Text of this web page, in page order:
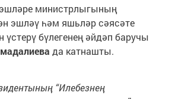
министрлыгының
эшләү һәм яшьләр сәясәте
үстерү бүлегенең әйдәп баручы
да катнашты.
“Илебезнең